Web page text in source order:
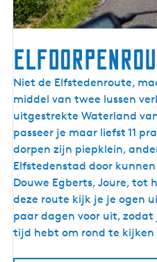
r
e
aE
l
f
d
o
r
p
e
n
r
Niet de Elfstedenroute,
middel van twee lussen
uitgestrekte Waterland
passeer je maar liefst 11
dorpen zijn piepklein,
Elfstedenstad door
Douwe Egberts, Joure, tot
deze route kijk je je ogen
paar dagen voor uit, zodat
tijd hebt om rond te kijken